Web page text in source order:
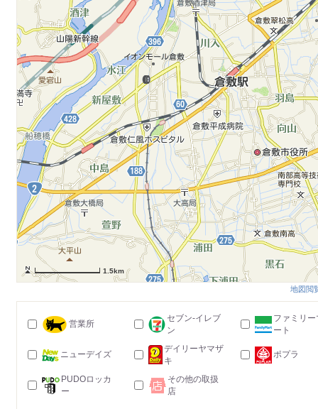
1.5km
地図閲
営業所
セブン-イレブ
ン
ファミリー
ート
ニューデイズ
デイリーヤマザ
キ
ポプラ
PUDOロッカ
ー
その他の取扱
店